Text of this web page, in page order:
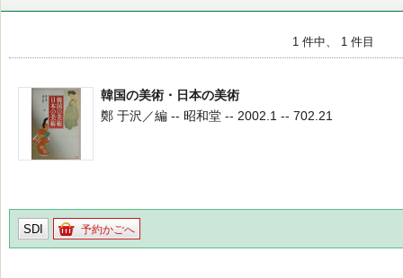
1 件中、 1 件目
韓国の美術・日本の美術
鄭 于沢／編 -- 昭和堂 -- 2002.1 -- 702.21
SDI 予約かごへ